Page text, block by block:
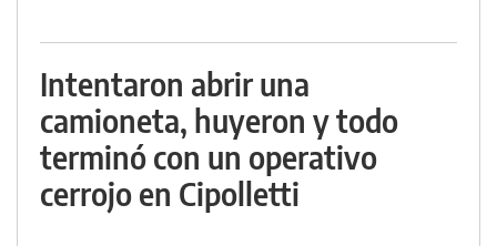
Intentaron abrir una
camioneta, huyeron y todo
terminó con un operativo
cerrojo en Cipolletti